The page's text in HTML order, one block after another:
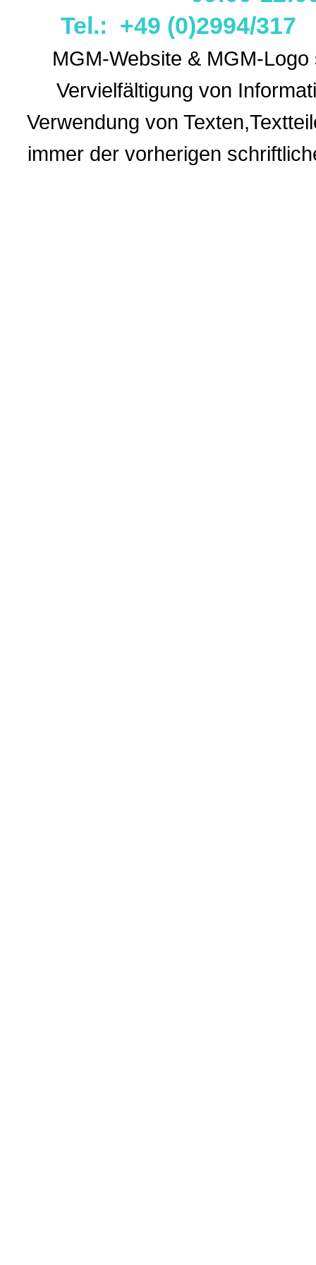
Tel.: +49 (0)2994/
MGM-Website & MGM-
Vervielfältigung von
Verwendung von
immer der vorherigen